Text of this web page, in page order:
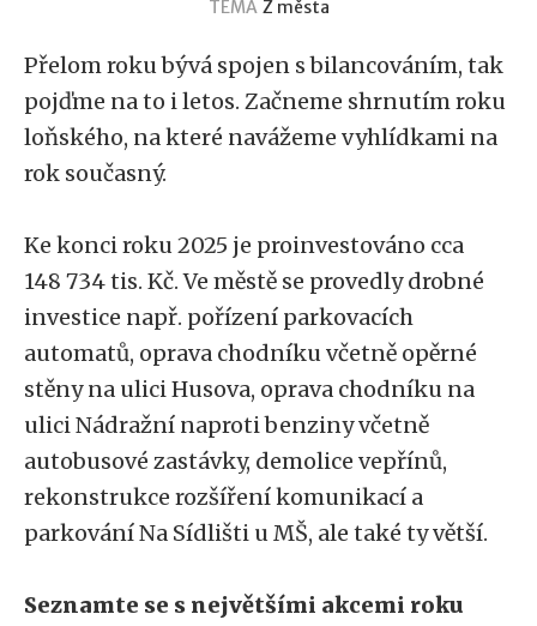
TÉMA Z města
Přelom roku bývá spojen s bilancováním, tak
pojďme na to i letos. Začneme shrnutím roku
loňského, na které navážeme vyhlídkami na
rok současný.
Ke konci roku 2025 je proinvestováno cca
148 734 tis. Kč. Ve městě se provedly drobné
investice např. pořízení parkovacích
automatů, oprava chodníku včetně opěrné
stěny na ulici Husova, oprava chodníku na
ulici Nádražní naproti benziny včetně
autobusové zastávky, demolice vepřínů,
rekonstrukce rozšíření komunikací a
parkování Na Sídlišti u MŠ, ale také ty větší.
Seznamte se s největšími akcemi roku